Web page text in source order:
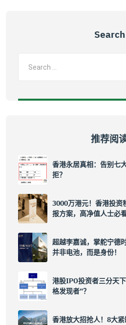
Search
推荐阅
香港永居真相：告别七
拒？
3000万港元！香港投资
报方案，高净值人士必看
超越李嘉诚，掌舵宁德
并非电池，而是身份！
港股IPO投资者三分天
格发现者”？
香港放大招抢人！8大